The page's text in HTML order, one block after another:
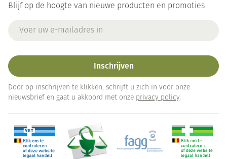
Blijf op de hoogte van nieuwe producten en promoties
Inschrijven
Door op inschrijven te klikken, schrijft u zich in voor onze
nieuwsbrief en gaat u akkoord met onze privacy policy.